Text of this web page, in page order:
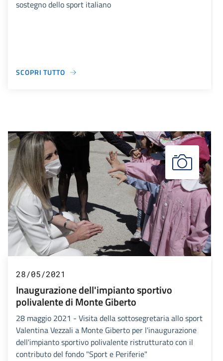
sostegno dello sport italiano
SCOPRI TUTTO
28/05/2021
Inaugurazione dell'impianto sportivo
polivalente di Monte Giberto
28 maggio 2021 - Visita della sottosegretaria allo sport
Valentina Vezzali a Monte Giberto per l'inaugurazione
dell'impianto sportivo polivalente ristrutturato con il
contributo del fondo "Sport e Periferie"